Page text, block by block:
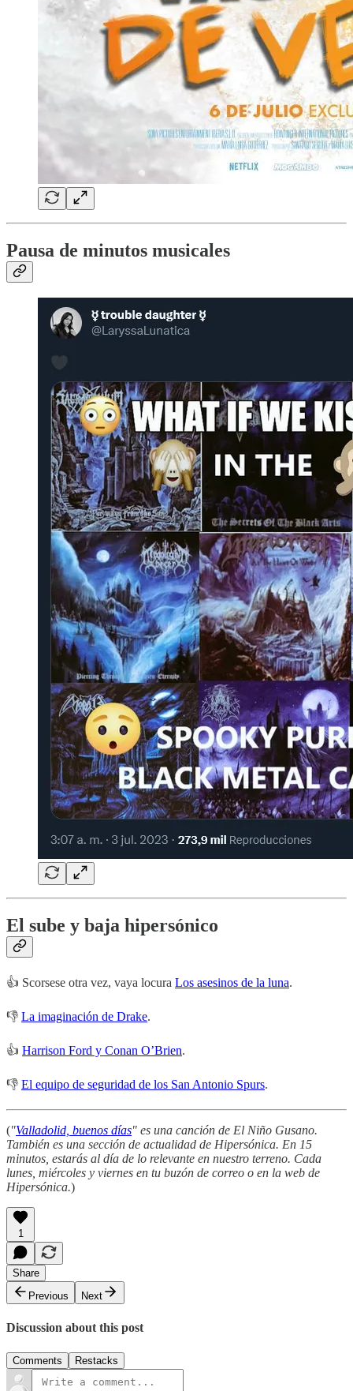
Pausa de minutos musicales
El sube y baja hipersónico
👍 Scorsese otra vez, vaya locura Los asesinos de la luna.
👎 La imaginación de Drake.
👍 Harrison Ford y Conan O’Brien.
👎 El equipo de seguridad de los San Antonio Spurs.
("Valladolid, buenos días" es una canción de El Niño Gusano.
También es una sección de actualidad de Hipersónica. En 15
minutos, estarás al día de lo relevante en nuestro terreno. Cada
lunes, miércoles y viernes en tu buzón de correo o en la web de
Hipersónica.)
1
Share
Previous
Next
Discussion about this post
Comments Restacks